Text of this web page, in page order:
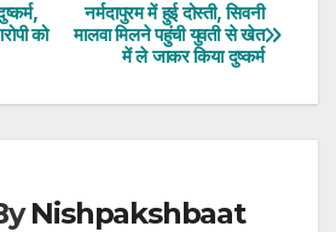
नर्मदापुरम में हुई दोस्ती, सिवनी
मालवा मिलने पहुंची युवती से खेत
में ले जाकर किया दुष्कर्म
को
Nishpakshbaat